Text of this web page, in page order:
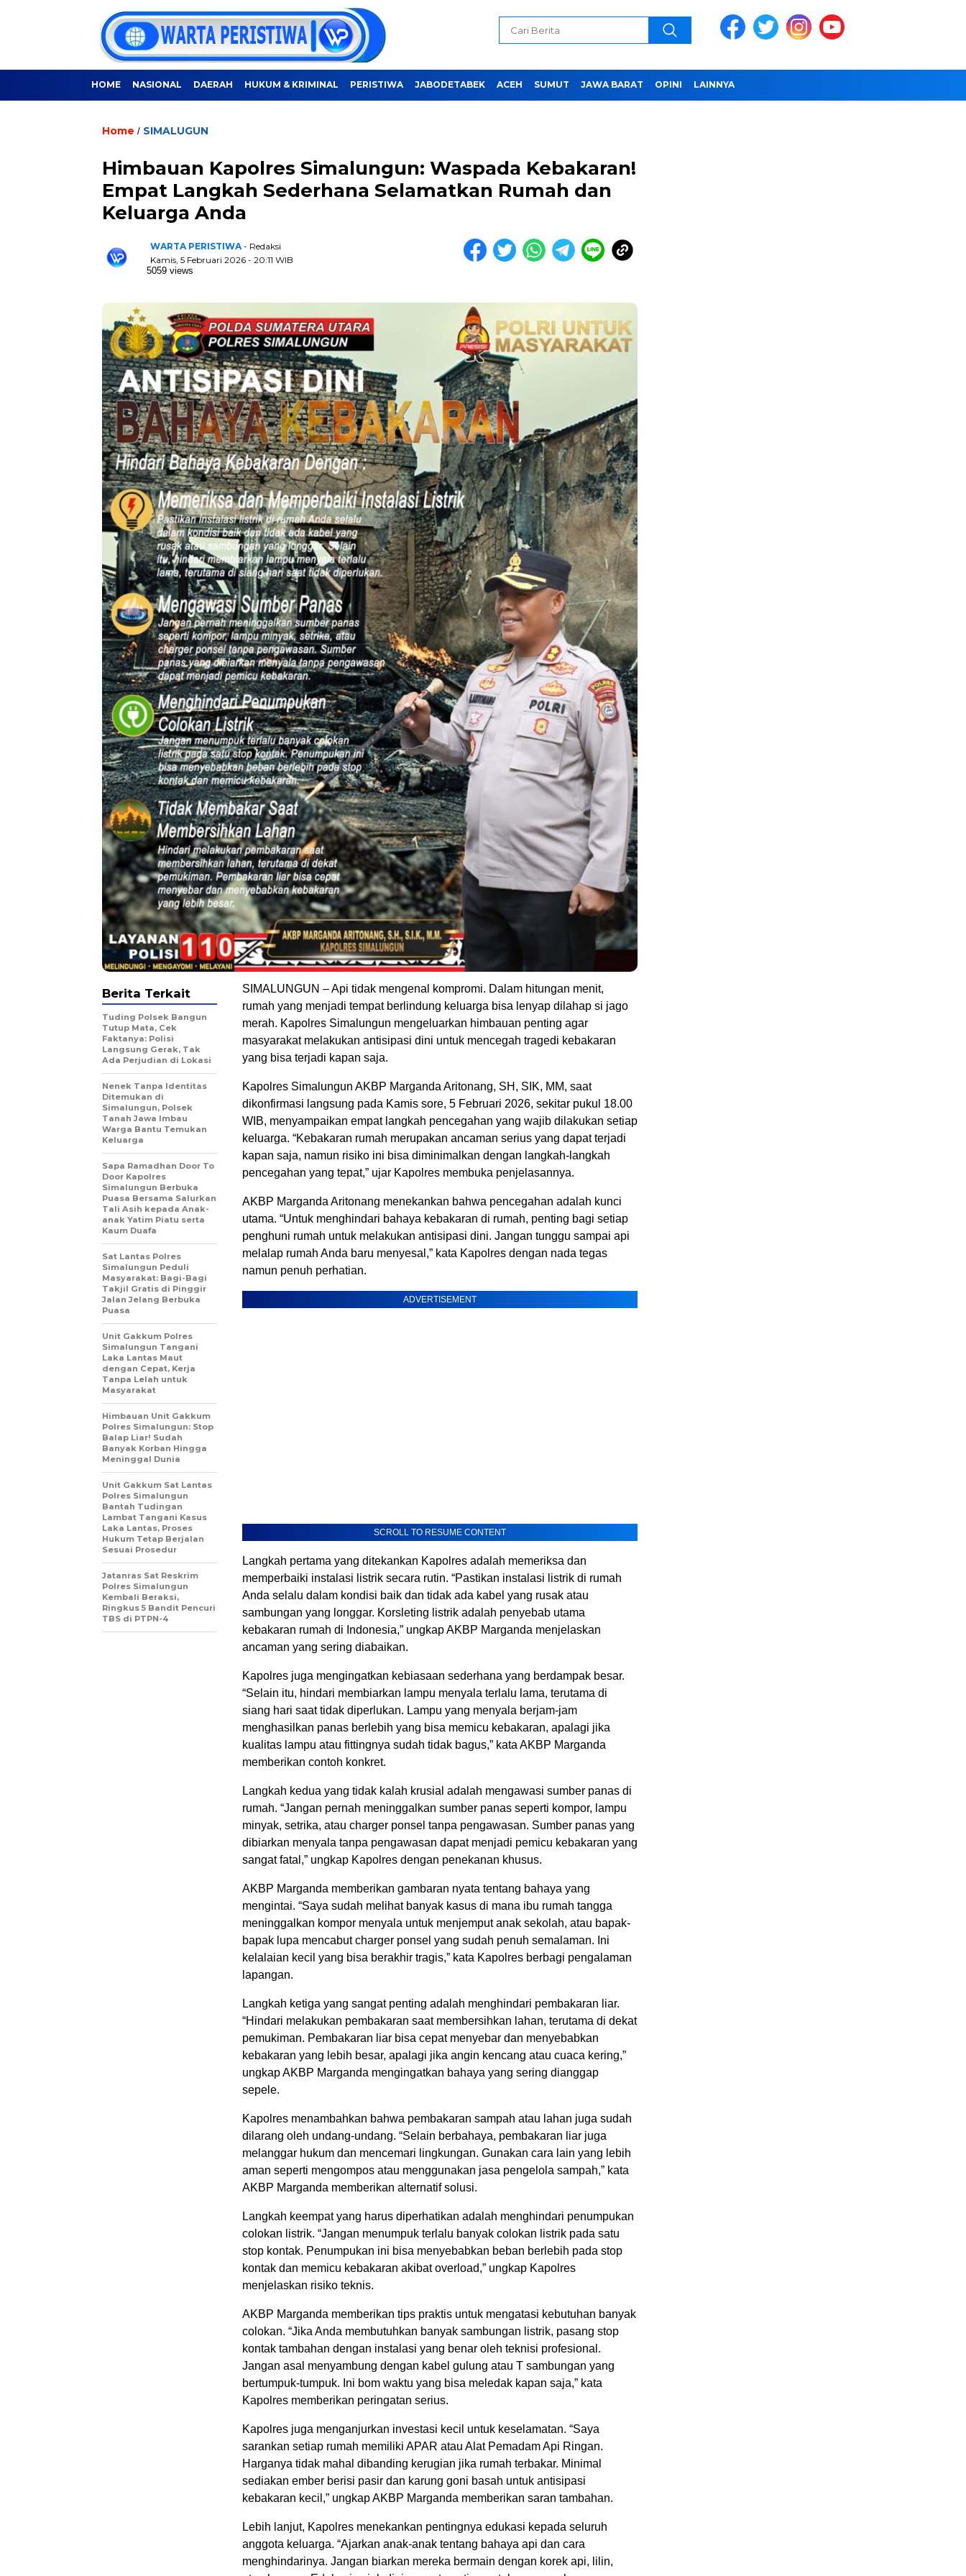
HOME NASIONAL DAERAH HUKUM & KRIMINAL PERISTIWA JABODETABEK ACEH SUMUT JAWA BARAT OPINI LAINNYA
Home / SIMALUGUN
Himbauan Kapolres Simalungun: Waspada Kebakaran!
Empat Langkah Sederhana Selamatkan Rumah dan
Keluarga Anda
WARTA PERISTIWA - Redaksi
Kamis, 5 Februari 2026 - 20:11 WIB
5059 views
SIMALUNGUN – Api tidak mengenal kompromi. Dalam hitungan menit,
rumah yang menjadi tempat berlindung keluarga bisa lenyap dilahap si jago
merah. Kapolres Simalungun mengeluarkan himbauan penting agar
masyarakat melakukan antisipasi dini untuk mencegah tragedi kebakaran
yang bisa terjadi kapan saja.
Kapolres Simalungun AKBP Marganda Aritonang, SH, SIK, MM, saat
dikonfirmasi langsung pada Kamis sore, 5 Februari 2026, sekitar pukul 18.00
WIB, menyampaikan empat langkah pencegahan yang wajib dilakukan setiap
keluarga. “Kebakaran rumah merupakan ancaman serius yang dapat terjadi
kapan saja, namun risiko ini bisa diminimalkan dengan langkah-langkah
pencegahan yang tepat,” ujar Kapolres membuka penjelasannya.
AKBP Marganda Aritonang menekankan bahwa pencegahan adalah kunci
utama. “Untuk menghindari bahaya kebakaran di rumah, penting bagi setiap
penghuni rumah untuk melakukan antisipasi dini. Jangan tunggu sampai api
melalap rumah Anda baru menyesal,” kata Kapolres dengan nada tegas
namun penuh perhatian.
ADVERTISEMENT
SCROLL TO RESUME CONTENT
Langkah pertama yang ditekankan Kapolres adalah memeriksa dan
memperbaiki instalasi listrik secara rutin. “Pastikan instalasi listrik di rumah
Anda selalu dalam kondisi baik dan tidak ada kabel yang rusak atau
sambungan yang longgar. Korsleting listrik adalah penyebab utama
kebakaran rumah di Indonesia,” ungkap AKBP Marganda menjelaskan
ancaman yang sering diabaikan.
Kapolres juga mengingatkan kebiasaan sederhana yang berdampak besar.
“Selain itu, hindari membiarkan lampu menyala terlalu lama, terutama di
siang hari saat tidak diperlukan. Lampu yang menyala berjam-jam
menghasilkan panas berlebih yang bisa memicu kebakaran, apalagi jika
kualitas lampu atau fittingnya sudah tidak bagus,” kata AKBP Marganda
memberikan contoh konkret.
Langkah kedua yang tidak kalah krusial adalah mengawasi sumber panas di
rumah. “Jangan pernah meninggalkan sumber panas seperti kompor, lampu
minyak, setrika, atau charger ponsel tanpa pengawasan. Sumber panas yang
dibiarkan menyala tanpa pengawasan dapat menjadi pemicu kebakaran yang
sangat fatal,” ungkap Kapolres dengan penekanan khusus.
AKBP Marganda memberikan gambaran nyata tentang bahaya yang
mengintai. “Saya sudah melihat banyak kasus di mana ibu rumah tangga
meninggalkan kompor menyala untuk menjemput anak sekolah, atau bapak-
bapak lupa mencabut charger ponsel yang sudah penuh semalaman. Ini
kelalaian kecil yang bisa berakhir tragis,” kata Kapolres berbagi pengalaman
lapangan.
Langkah ketiga yang sangat penting adalah menghindari pembakaran liar.
“Hindari melakukan pembakaran saat membersihkan lahan, terutama di dekat
pemukiman. Pembakaran liar bisa cepat menyebar dan menyebabkan
kebakaran yang lebih besar, apalagi jika angin kencang atau cuaca kering,”
ungkap AKBP Marganda mengingatkan bahaya yang sering dianggap
sepele.
Kapolres menambahkan bahwa pembakaran sampah atau lahan juga sudah
dilarang oleh undang-undang. “Selain berbahaya, pembakaran liar juga
melanggar hukum dan mencemari lingkungan. Gunakan cara lain yang lebih
aman seperti mengompos atau menggunakan jasa pengelola sampah,” kata
AKBP Marganda memberikan alternatif solusi.
Langkah keempat yang harus diperhatikan adalah menghindari penumpukan
colokan listrik. “Jangan menumpuk terlalu banyak colokan listrik pada satu
stop kontak. Penumpukan ini bisa menyebabkan beban berlebih pada stop
kontak dan memicu kebakaran akibat overload,” ungkap Kapolres
menjelaskan risiko teknis.
AKBP Marganda memberikan tips praktis untuk mengatasi kebutuhan banyak
colokan. “Jika Anda membutuhkan banyak sambungan listrik, pasang stop
kontak tambahan dengan instalasi yang benar oleh teknisi profesional.
Jangan asal menyambung dengan kabel gulung atau T sambungan yang
bertumpuk-tumpuk. Ini bom waktu yang bisa meledak kapan saja,” kata
Kapolres memberikan peringatan serius.
Kapolres juga menganjurkan investasi kecil untuk keselamatan. “Saya
sarankan setiap rumah memiliki APAR atau Alat Pemadam Api Ringan.
Harganya tidak mahal dibanding kerugian jika rumah terbakar. Minimal
sediakan ember berisi pasir dan karung goni basah untuk antisipasi
kebakaran kecil,” ungkap AKBP Marganda memberikan saran tambahan.
Lebih lanjut, Kapolres menekankan pentingnya edukasi kepada seluruh
anggota keluarga. “Ajarkan anak-anak tentang bahaya api dan cara
menghindarinya. Jangan biarkan mereka bermain dengan korek api, lilin,
Berita Terkait
Tuding Polsek Bangun
Tutup Mata, Cek
Faktanya: Polisi
Langsung Gerak, Tak
Ada Perjudian di Lokasi
Nenek Tanpa Identitas
Ditemukan di
Simalungun, Polsek
Tanah Jawa Imbau
Warga Bantu Temukan
Keluarga
Sapa Ramadhan Door To
Door Kapolres
Simalungun Berbuka
Puasa Bersama Salurkan
Tali Asih kepada Anak-
anak Yatim Piatu serta
Kaum Duafa
Sat Lantas Polres
Simalungun Peduli
Masyarakat: Bagi-Bagi
Takjil Gratis di Pinggir
Jalan Jelang Berbuka
Puasa
Unit Gakkum Polres
Simalungun Tangani
Laka Lantas Maut
dengan Cepat, Kerja
Tanpa Lelah untuk
Masyarakat
Himbauan Unit Gakkum
Polres Simalungun: Stop
Balap Liar! Sudah
Banyak Korban Hingga
Meninggal Dunia
Unit Gakkum Sat Lantas
Polres Simalungun
Bantah Tudingan
Lambat Tangani Kasus
Laka Lantas, Proses
Hukum Tetap Berjalan
Sesuai Prosedur
Jatanras Sat Reskrim
Polres Simalungun
Kembali Beraksi,
Ringkus 5 Bandit Pencuri
TBS di PTPN-4